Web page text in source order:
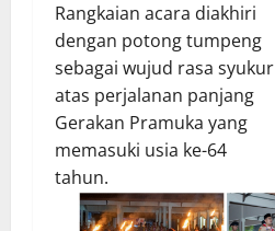
Rangkaian acara diakhiri
dengan potong tumpeng
sebagai wujud rasa syukur
atas perjalanan panjang
Gerakan Pramuka yang
memasuki usia ke-64
tahun.